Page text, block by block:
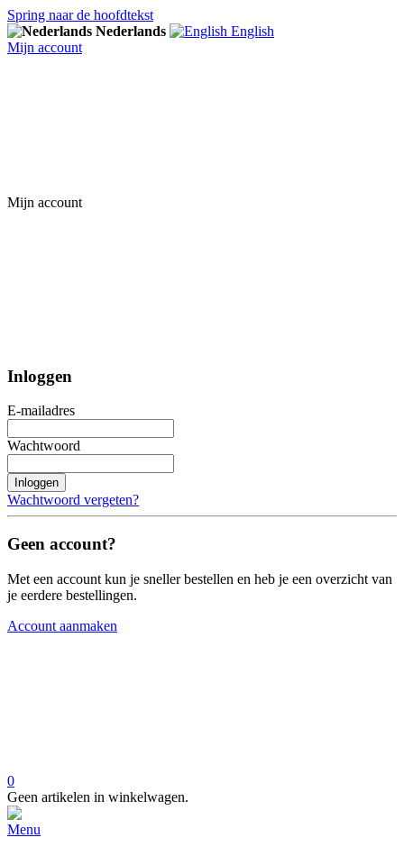
Spring naar de hoofdtekst
Nederlands
English
Mijn account
Mijn account
Inloggen
E-mailadres
Wachtwoord
Inloggen
Wachtwoord vergeten?
Geen account?
Met een account kun je sneller bestellen en heb je een overzicht van
je eerdere bestellingen.
Account aanmaken
0
Geen artikelen in winkelwagen.
Menu